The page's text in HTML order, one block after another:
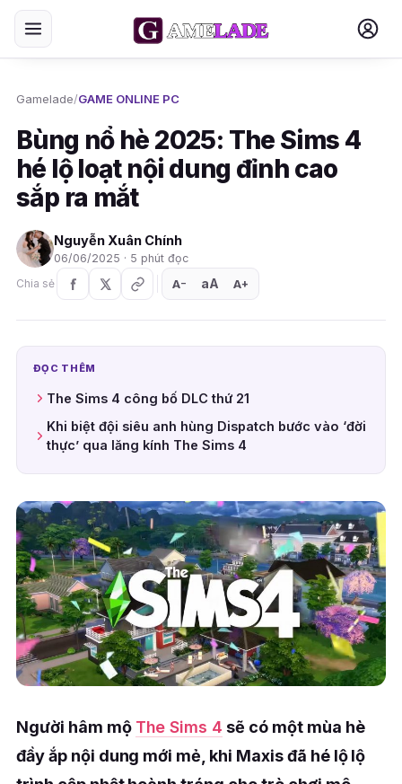
Gamelade/GAME ONLINE PC
Bùng nổ hè 2025: The Sims 4
hé lộ loạt nội dung đỉnh cao
sắp ra mắt
Nguyễn Xuân Chính
06/06/2025 · 5 phút đọc
Chia sẻ
A− aA A+
ĐỌC THÊM
The Sims 4 công bố DLC thứ 21
Khi biệt đội siêu anh hùng Dispatch bước vào ‘đời
thực’ qua lăng kính The Sims 4
Người hâm mộ The Sims 4 sẽ có một mùa hè
đầy ắp nội dung mới mẻ, khi Maxis đã hé lộ lộ